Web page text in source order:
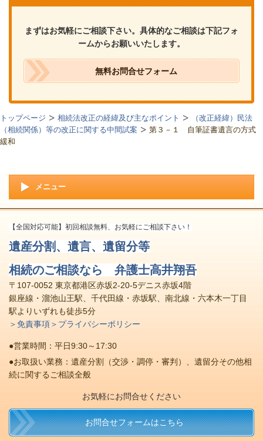
まずはお気軽にご相談下さい。具体的なご相談は下記フォ
ームからお願いいたします。
無料お問合せフォーム
トップページ 相続法改正の経緯及び主なポイント
（改正経緯）民法
（相続関係）等の改正に関する中間試案
第３－１ 自筆証書遺言の方式
緩和
メニュー
【全国対応可能】初回相談無料、お気軽にご相談下さい！
遺産分割、遺言、遺留分等
相続のご相談なら 弁護士高井翔吾
〒107-0052 東京都港区赤坂2-20-5デニス赤坂4階
銀座線・溜池山王駅、千代田線・赤坂駅、南北線・六本木一丁目
駅よりいずれも徒歩5分
＞免責事項＞プライバシーポリシー
●営業時間：平日9:30～17:30
●お取扱い業務：遺産分割（交渉・調停・審判）、遺留分その他相
続に関するご相談全般
お気軽にお問合せください
お問合せフォームはこちら